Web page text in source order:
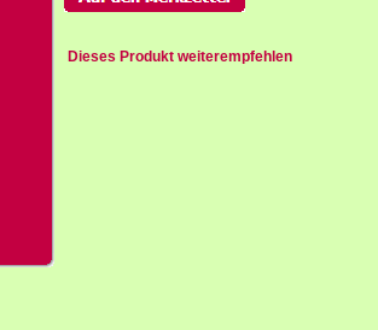
Dieses Produkt weiterempfehlen